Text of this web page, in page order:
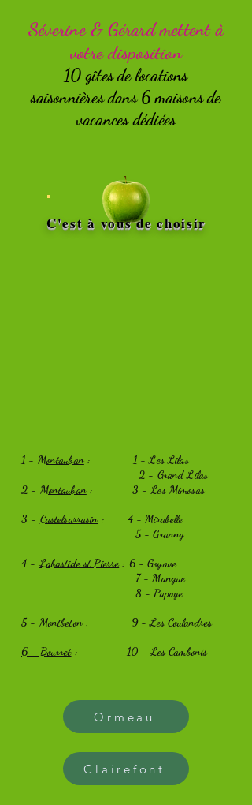
Séverine & Gérard mettent à
votre disposition
10 gîtes de locations
saisonnièresdans 6 maisons de
vacances dédiées
C'est à vous de choisir
Ormeau
Clairefont
​1 - Montauban: 1 - Les Lilas
2 - Grand Lilas
2 - Montauban: 3 - Les Mimosas
3 - Castelsarrasin : 4 - Mirabelle
5 - Granny
4 -Labastide st Pierre: 6 - Goyave
7 - Mangue
8 - Papaye
5 - Montbeton: 9 - Les Coulandres
6 - Bourret: 10 - Les Cambonis